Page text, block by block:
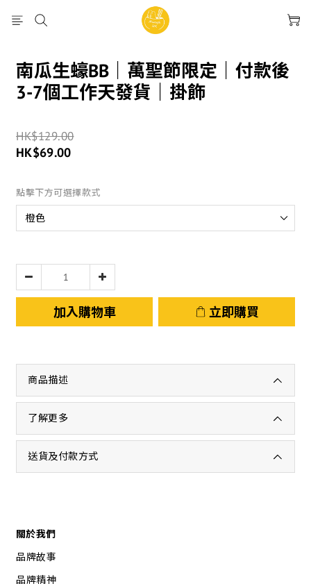
南瓜生蠔BB｜萬聖節限定｜付款後
3-7個工作天發貨｜掛飾
HK$129.00
HK$69.00
點擊下方可選擇款式
加入購物車 立即購買
商品描述
了解更多
送貨及付款方式
關於我們
品牌故事
品牌精神